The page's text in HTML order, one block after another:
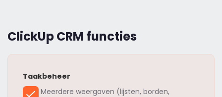
ClickUp CRM functies
Taakbeheer
Meerdere weergaven (lijsten, borden,